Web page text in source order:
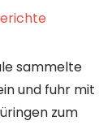
sammelte
und fuhr mit
zum